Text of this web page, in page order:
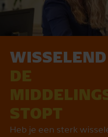
DE
STOPT
Heb je een sterk